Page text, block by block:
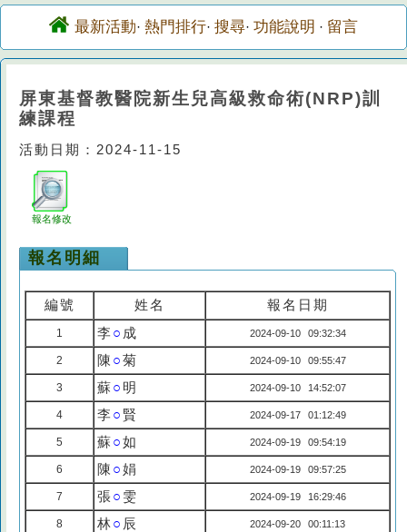
最新活動· 熱門排行· 搜尋· 功能說明 · 留言
屏東基督教醫院新生兒高級救命術(NRP)訓
練課程
活動日期：2024-11-15
報名修改
報名明細
編號 姓名 報名日期
1 李○ 成 2024-09-10 09:32:34
2 陳 ○菊 2024-09-10 09:55:47
3 蘇○ 明 2024-09-10 14:52:07
4 李○ 賢 2024-09-17 01:12:49
5 蘇○如 2024-09-19 09:54:19
6 陳 ○娟 2024-09-19 09:57:25
7 張○ 雯 2024-09-19 16:29:46
8 林○ 辰 2024-09-20 00:11:13